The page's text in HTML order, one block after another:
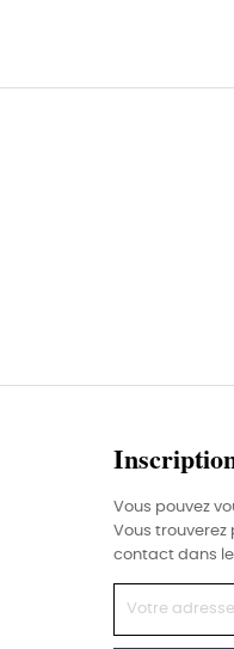
Vous pouvez
Vous trouverez
contact dans